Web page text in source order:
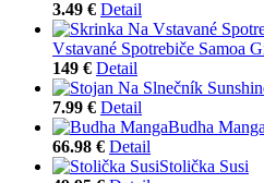
3.49 € Detail
Vstavané Spotrebiče Samoa
149 € Detail
7.99 € Detail
Budha Manga
66.98 € Detail
Stolička Susi